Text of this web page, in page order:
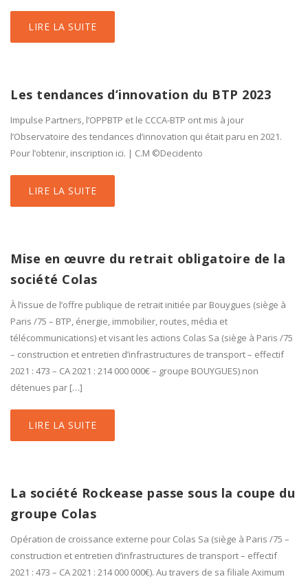
LIRE LA SUITE
Les tendances d’innovation du BTP 2023
Impulse Partners, l’OPPBTP et le CCCA-BTP ont mis à jour
l’Observatoire des tendances d’innovation qui était paru en 2021.
Pour l’obtenir, inscription ici. | C.M ©Decidento
LIRE LA SUITE
Mise en œuvre du retrait obligatoire de la
société Colas
À l’issue de l’offre publique de retrait initiée par Bouygues (siège à
Paris /75 – BTP, énergie, immobilier, routes, média et
télécommunications) et visant les actions Colas Sa (siège à Paris /75
– construction et entretien d’infrastructures de transport – effectif
2021 : 473 – CA 2021 : 214 000 000€ – groupe BOUYGUES) non
détenues par […]
LIRE LA SUITE
La société Rockease passe sous la coupe du
groupe Colas
Opération de croissance externe pour Colas Sa (siège à Paris /75 –
construction et entretien d’infrastructures de transport – effectif
2021 : 473 – CA 2021 : 214 000 000€). Au travers de sa filiale Aximum